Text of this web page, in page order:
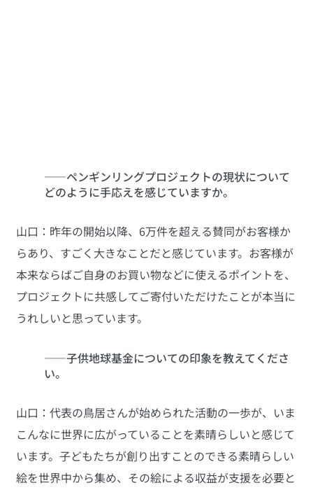
――ペンギンリングプロジェクトの現状について
どのように手応えを感じていますか。
山口：昨年の開始以降、6万件を超える賛同がお客様か
らあり、すごく大きなことだと感じています。お客様が
本来ならばご自身のお買い物などに使えるポイントを、
プロジェクトに共感してご寄付いただけたことが本当に
うれしいと思っています。
――子供地球基金についての印象を教えてくださ
い。
山口：代表の鳥居さんが始められた活動の一歩が、いま
こんなに世界に広がっていることを素晴らしいと感じて
います。子どもたちが創り出すことのできる素晴らしい
絵を世界中から集め、その絵による収益が支援を必要と